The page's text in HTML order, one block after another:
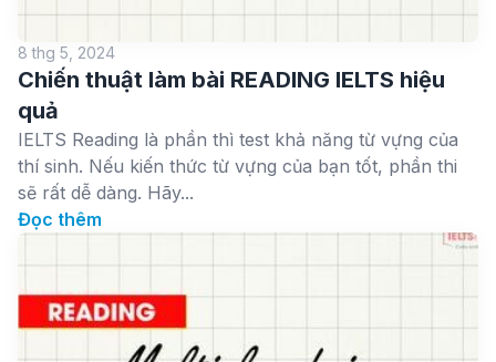
8 thg 5, 2024
Chiến thuật làm bài READING IELTS hiệu
quả
IELTS Reading là phần thì test khả năng từ vựng của
thí sinh. Nếu kiến thức từ vựng của bạn tốt, phần thi
sẽ rất dễ dàng. Hãy...
Đọc thêm